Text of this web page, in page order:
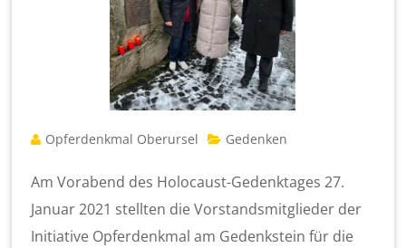
Opferdenkmal Oberursel Gedenken
Am Vorabend des Holocaust-Gedenktages 27.
Januar 2021 stellten die Vorstandsmitglieder der
Initiative Opferdenkmal am Gedenkstein für die